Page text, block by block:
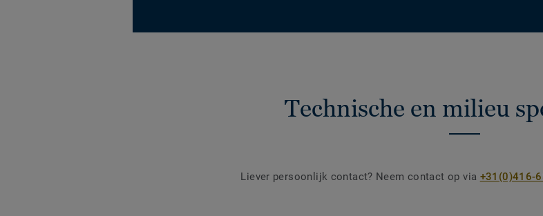
Technische en milieu
Liever persoonlijk contact? Neem contact op via +31(0)416-